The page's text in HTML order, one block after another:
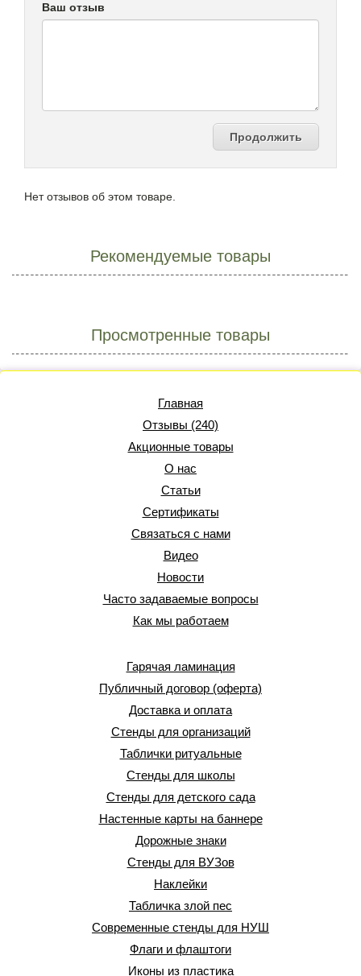
Ваш отзыв
Продолжить
Нет отзывов об этом товаре.
Рекомендуемые товары
Просмотренные товары
Главная
Отзывы (240)
Акционные товары
О нас
Статьи
Сертификаты
Связаться с нами
Видео
Новости
Часто задаваемые вопросы
Как мы работаем
Гарячая ламинация
Публичный договор (оферта)
Доставка и оплата
Стенды для организаций
Таблички ритуальные
Стенды для школы
Стенды для детского сада
Настенные карты на баннере
Дорожные знаки
Стенды для ВУЗов
Наклейки
Табличка злой пес
Современные стенды для НУШ
Флаги и флаштоги
Иконы из пластика